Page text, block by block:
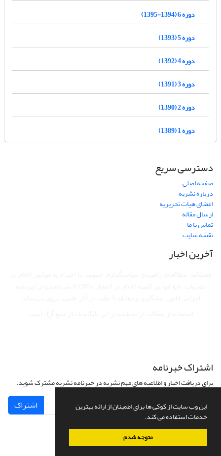
این وب سایت از کوکی ها برای اطمینان از ارائه بهترین
خدمات استفاده می کند.
متوجه شدم
دوره 6 (1394-1395)
دوره 5 (1393)
دوره 4 (1392)
دوره 3 (1391)
دوره 2 (1390)
دوره 1 (1389)
دسترسی سریع
صفحه اصلی
درباره نشریه
اعضای هیات تحریریه
ارسال مقاله
تماس با ما
نقشه سایت
آخرین اخبار
اشتراک خبرنامه
برای دریافت اخبار و اطلاعیه های مهم نشریه در خبرنامه نشریه مشترک شوید.
اشتراک
سامانه مدیریت نشریات علمی.طراحی و پیاده سازی ازسیناوب